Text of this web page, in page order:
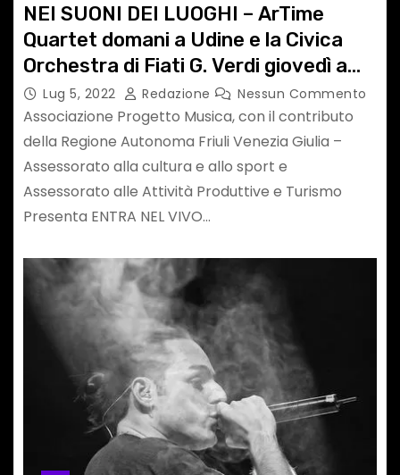
NEI SUONI DEI LUOGHI – ArTime
Quartet domani a Udine e la Civica
Orchestra di Fiati G. Verdi giovedì a
Pavia di Udine
Lug 5, 2022 Redazione Nessun Commento
Associazione Progetto Musica, con il contributo
della Regione Autonoma Friuli Venezia Giulia –
Assessorato alla cultura e allo sport e
Assessorato alle Attività Produttive e Turismo
Presenta ENTRA NEL VIVO…